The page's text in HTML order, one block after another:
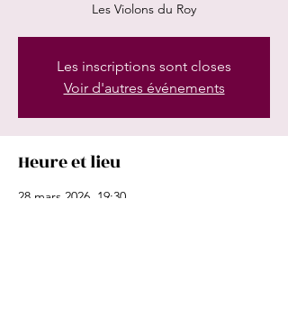
Les Violons du Roy
Les inscriptions sont closes
Voir d'autres événements
Heure et lieu
28 mars 2026, 19:30